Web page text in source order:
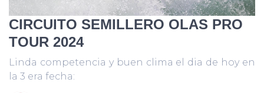
CIRCUITO SEMILLERO OLAS PRO
TOUR 2024
Linda competencia y buen clima el dia de hoy en
la 3 era fecha: